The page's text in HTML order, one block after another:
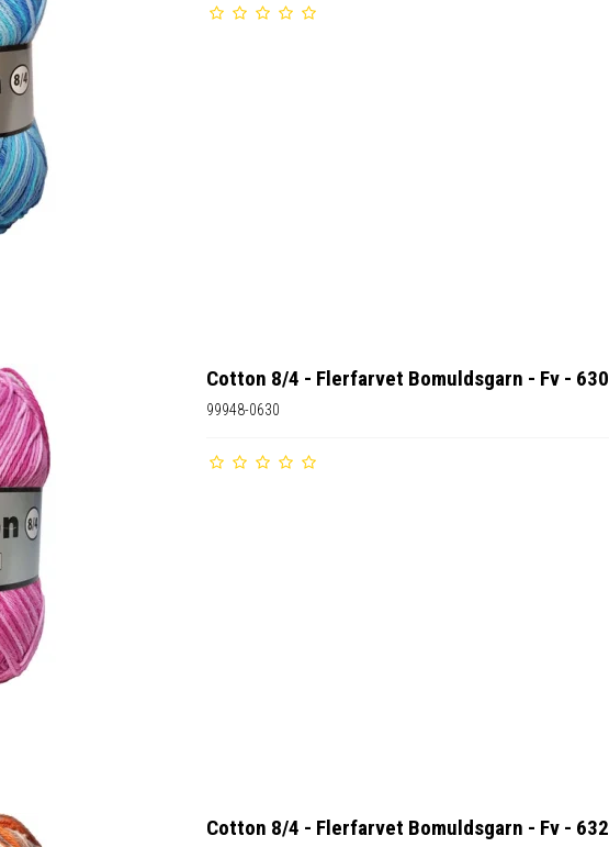
Cotton 8/4 - Flerfarvet Bomuldsgarn - Fv - 630
99948-0630
Cotton 8/4 - Flerfarvet Bomuldsgarn - Fv - 632